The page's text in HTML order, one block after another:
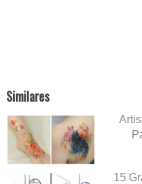
Similares
15